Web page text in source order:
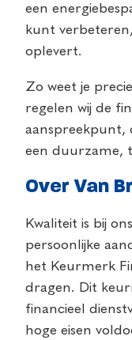
een
kunt
oplevert.
Zo weet je
regelen wij de
aanspreekpunt,
een duurzame,
Over Van
Kwaliteit is bij
persoonlijke
het Keurmerk
dragen. Dit
financieel
hoge eisen